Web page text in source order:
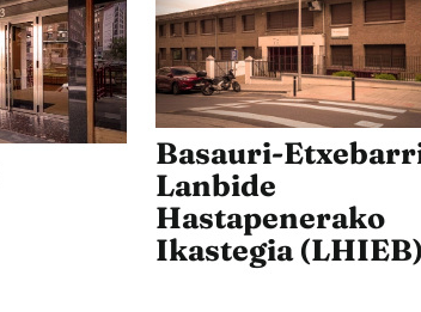
Basauri-
Lanbide
Hastapenerako
Ikastegia (LHIEB)